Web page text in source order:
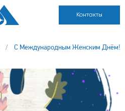
Контакты
/ С Международным Женским Днём!